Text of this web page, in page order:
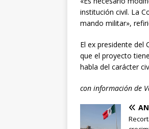
institución civil. La
mando militar»,
El ex presidente del
que el proyecto
habla del carácter
con información de